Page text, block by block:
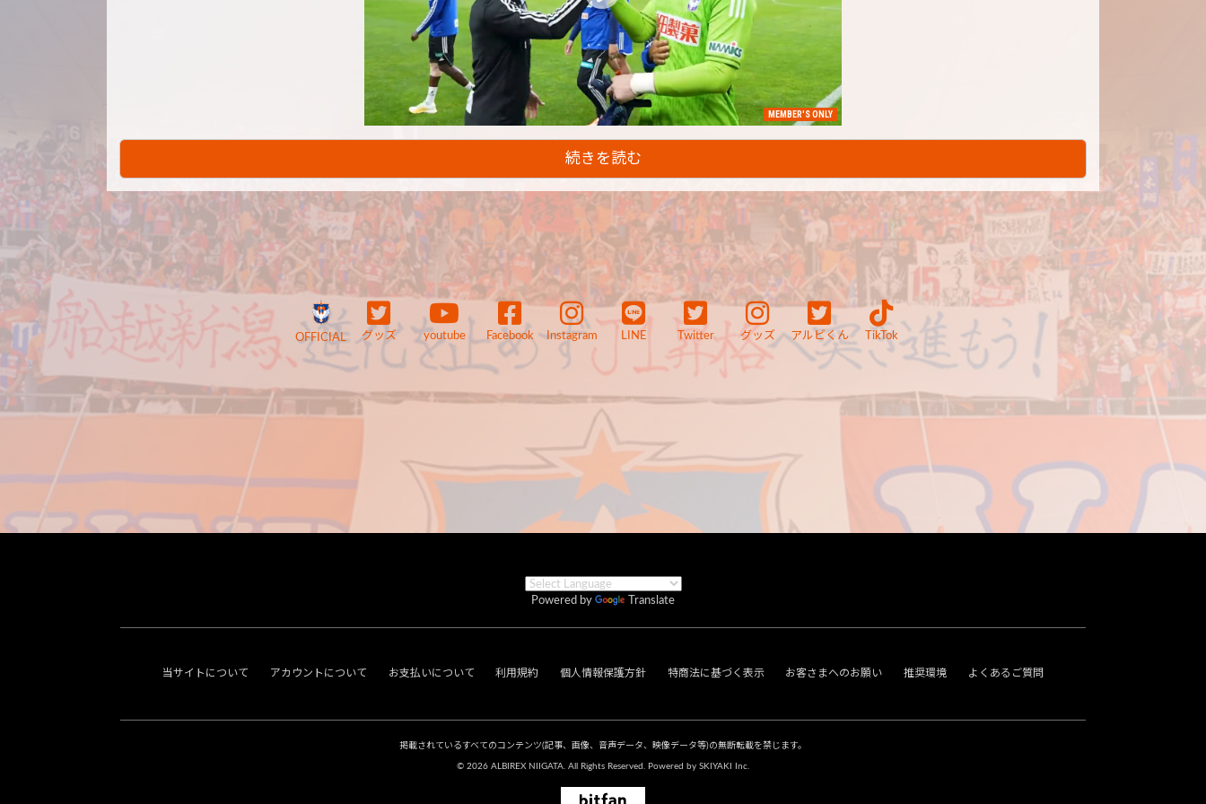
MEMBER'S ONLY
続きを読む
OFFICIAL グッズ youtube Facebook Instagram LINE Twitter グッズ アルビくん TikTok
Powered by Translate
当サイトについて アカウントについて お支払いについて 利用規約 個人情報保護方針 特商法に基づく表示 お客さまへのお願い 推奨環境 よくあるご質問
掲載されているすべてのコンテンツ(記事、画像、音声データ、映像データ等)の無断転載を禁じます。
© 2026 ALBIREX NIIGATA. All Rights Reserved. Powered by SKIYAKI Inc.